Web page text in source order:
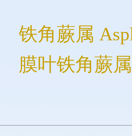
铁角蕨属
膜叶铁角蕨